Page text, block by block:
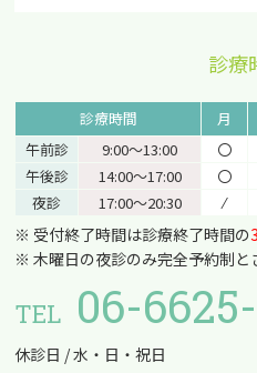
診療
診療時間 月
午前診
9:00〜13:00 〇
午後診
14:00〜17:00 〇
夜診
17:00〜20:30 ⁄
※ 受付終了時間は診療終了時間の
※ 木曜日の夜診のみ完全予約制と
TEL 06-
休診日 / 水・日・祝日